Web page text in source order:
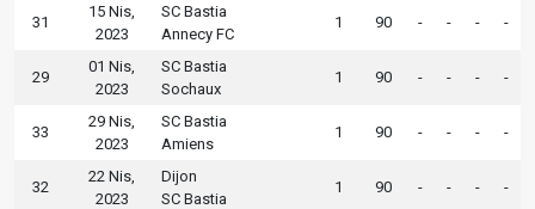
31
15 Nis,
2023
SC Bastia
Annecy FC
1 90 - - - -
29
01 Nis,
2023
SC Bastia
Sochaux
1 90 - - - -
33
29 Nis,
2023
SC Bastia
Amiens
1 90 - - - -
32
22 Nis,
2023
Dijon
SC Bastia
1 90 - - - -